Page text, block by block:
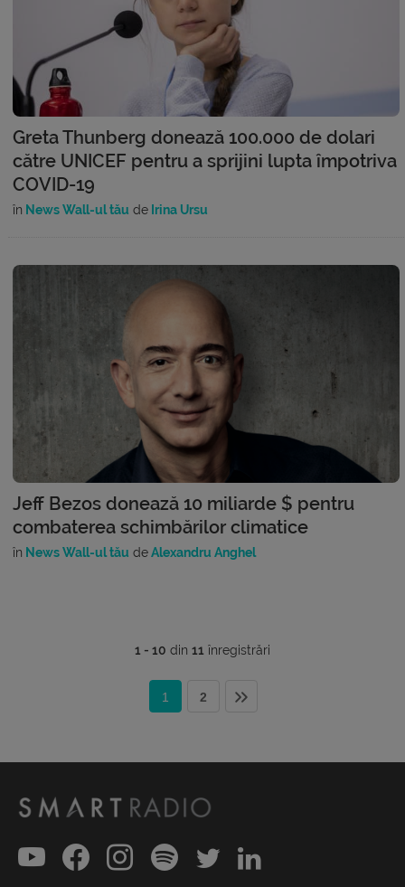
Greta Thunberg donează 100.000 de dolari
către UNICEF pentru a sprijini lupta împotriva
COVID-19
în News Wall-ul tău de Irina Ursu
Jeff Bezos donează 10 miliarde $ pentru
combaterea schimbărilor climatice
în News Wall-ul tău deAlexandru Anghel
1 - 10 din 11 înregistrări
1 2